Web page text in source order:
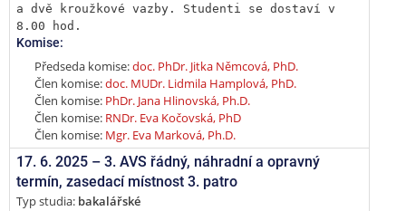
a dvě kroužkové vazby. Studenti se dostaví v
8.00 hod.
Komise:
Předseda komise:doc. PhDr. Jitka Němcová, PhD.
Člen komise:doc. MUDr. Lidmila Hamplová, PhD.
Člen komise: PhDr. Jana Hlinovská, Ph.D.
Člen komise: RNDr. Eva Kočovská, PhD
Člen komise: Mgr. Eva Marková, Ph.D.
17. 6. 2025 – 3. AVS řádný, náhradní a opravný
termín, zasedací místnost 3. patro
Typ studia: bakalářské